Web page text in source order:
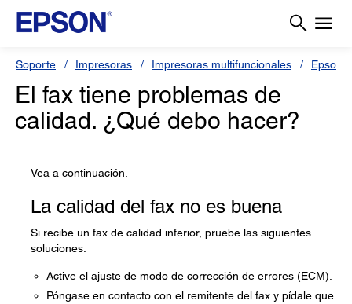
Soporte Impresoras Impresoras multifuncionales Epson
El fax tiene problemas de
calidad. ¿Qué debo hacer?
Vea a continuación.
La calidad del fax no es buena
Si recibe un fax de calidad inferior, pruebe las siguientes
soluciones:
Active el ajuste de modo de corrección de errores (ECM).
Póngase en contacto con el remitente del fax y pídale que